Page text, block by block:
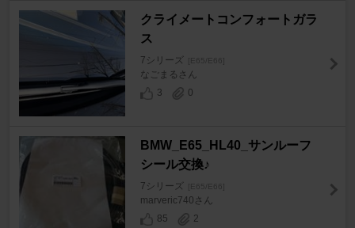
クライメートコンフォートガラ
ス
7シリーズ [E65/E66]
なごまるさん
3
0
BMW_E65_HL40_サンルーフ
シール交換♪
7シリーズ [E65/E66]
marveric740さん
85
2